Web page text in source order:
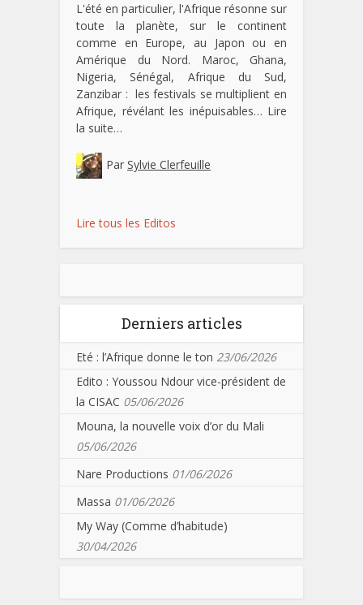
L'été en particulier, l'Afrique résonne sur
toute la planète, sur le continent
comme en Europe, au Japon ou en
Amérique du Nord. Maroc, Ghana,
Nigeria, Sénégal, Afrique du Sud,
Zanzibar : les festivals se multiplient en
Afrique, révélant les inépuisables… Lire
la suite…
Par Sylvie Clerfeuille
Lire tous les Editos
Derniers articles
Eté : l’Afrique donne le ton 23/06/2026
Edito : Youssou Ndour vice-président de
la CISAC 05/06/2026
Mouna, la nouvelle voix d’or du Mali
05/06/2026
Nare Productions 01/06/2026
Massa 01/06/2026
My Way (Comme d’habitude)
30/04/2026